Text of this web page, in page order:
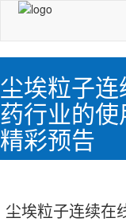
尘埃粒子
药行业的
精彩预告
尘埃粒子连续在